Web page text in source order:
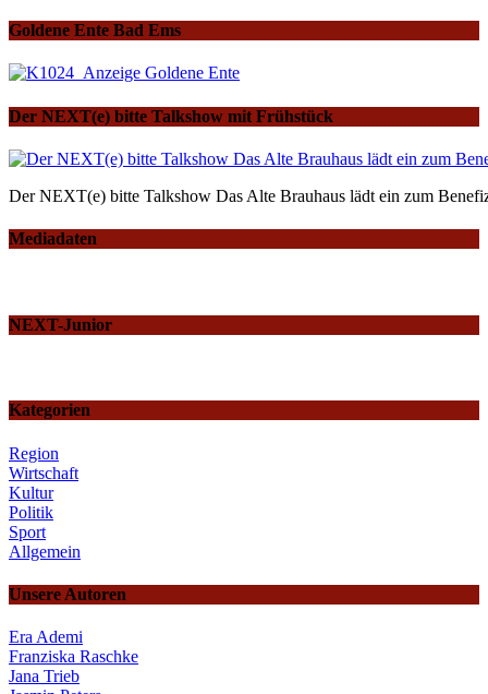
Goldene Ente Bad Ems
Der NEXT(e) bitte Talkshow mit Frühstück
Der NEXT(e) bitte Talkshow Das Alte Brauhaus lädt ein zum
Mediadaten
NEXT-Junior
Kategorien
Region
Wirtschaft
Kultur
Politik
Sport
Allgemein
Unsere Autoren
Era Ademi
Franziska Raschke
Jana Trieb